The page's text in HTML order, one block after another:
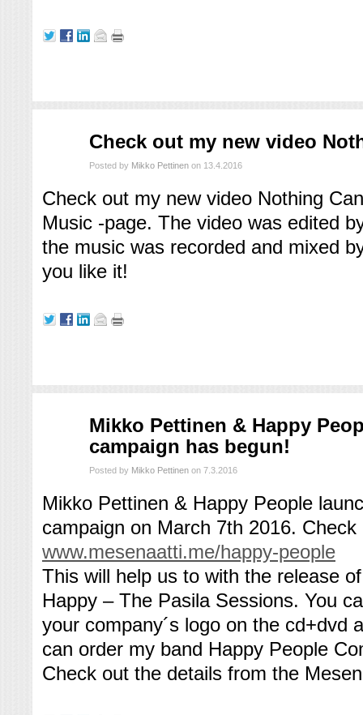
Check out my new video
Posted by Mikko Pettinen on 13.4.2016
Check out my new video Nothing
Music -page. The video was edited
the music was recorded and mixed
you like it!
Mikko Pettinen & Happy
campaign has begun!
Posted by Mikko Pettinen on 7.3.2016
Mikko Pettinen & Happy People
campaign on March 7th 2016. Check
www.mesenaatti.me/happy-people
This will help us to with the release
Happy – The Pasila Sessions. You
your company´s logo on the cd+dvd
can order my band Happy People
Check out the details from the